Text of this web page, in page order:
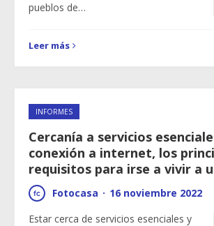
pueblos de…
Leer más
INFORMES
Cercanía a servicios
conexión a internet, los
requisitos para irse a vivir a
Fotocasa · 16 noviembre 2022
Estar cerca de servicios esenciales y